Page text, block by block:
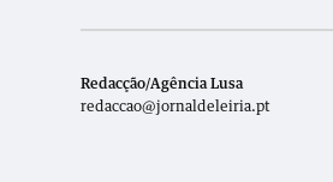
Redacção/Agência Lusa
redaccao@jornaldeleiria.pt